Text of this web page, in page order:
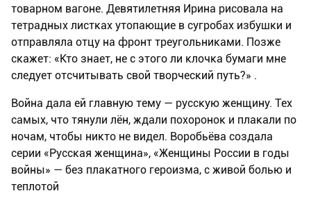
товарном вагоне. Девятилетняя Ирина рисовала на
тетрадных листках утопающие в сугробах избушки и
отправляла отцу на фронт треугольниками. Позже
скажет: «Кто знает, не с этого ли клочка бумаги мне
следует отсчитывать свой творческий путь?» .
Война дала ей главную тему — русскую женщину. Тех
самых, что тянули лён, ждали похоронок и плакали по
ночам, чтобы никто не видел. Воробьёва создала
серии «Русская женщина», «Женщины России в годы
войны» — без плакатного героизма, с живой болью и
теплотой